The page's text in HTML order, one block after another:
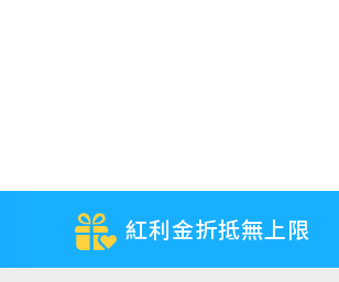
紅利金折抵無上限